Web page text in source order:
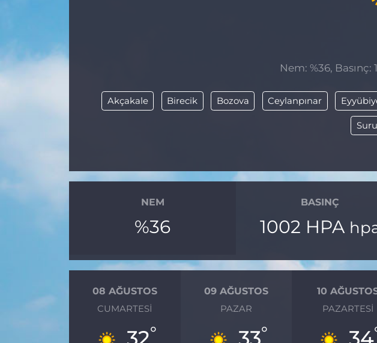
Nem: %36,
Akçakale Birecik Bozova Ceylanpınar
NEM
%36
BASINÇ
1002 HPA
08 AĞUSTOS
CUMARTESI
32°
09 AĞUSTOS
PAZAR
33°
10
PAZARTESI
34